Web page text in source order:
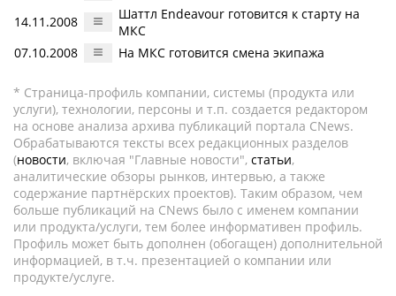
14.11.2008
Шаттл Endeavour готовится к старту на
МКС
07.10.2008
На МКС готовится смена экипажа
* Страница-профиль компании, системы (продукта или
услуги), технологии, персоны и т.п. создается редактором
на основе анализа архива публикаций портала CNews.
Обрабатываются тексты всех редакционных разделов
(новости, включая "Главные новости", статьи,
аналитические обзоры рынков, интервью, а также
содержание партнёрских проектов). Таким образом, чем
больше публикаций на CNews было с именем компании
или продукта/услуги, тем более информативен профиль.
Профиль может быть дополнен (обогащен) дополнительной
информацией, в т.ч. презентацией о компании или
продукте/услуге.